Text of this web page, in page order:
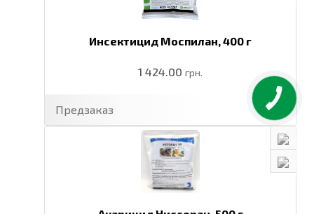
Инсектицид Моспилан,400 г
1 424.00 грн.
Предзаказ